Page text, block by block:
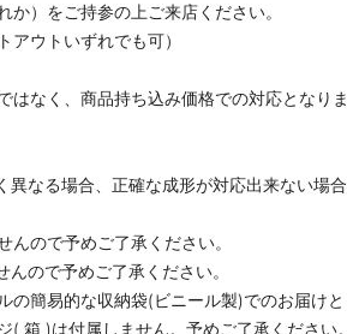
か）をご持参の上ご来店ください。
アウトいずれでも可）
なく、商品持ち込み価格での対応となりま
なる場合、正確な成形が対応出来ない場合
ので予めご了承ください。
ので予めご了承ください。
簡易的な収納袋(ビニール製)でのお届けと
箱 )は付属しません。予めご了承ください。